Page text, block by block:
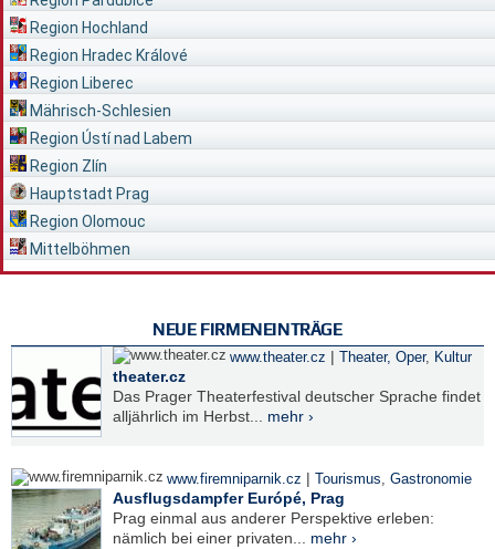
Region Hochland
Region Hradec Králové
Region Liberec
Mährisch-Schlesien
Region Ústí nad Labem
Region Zlín
Hauptstadt Prag
Region Olomouc
Mittelböhmen
NEUE FIRMENEINTRÄGE
www.theater.cz | Theater, Oper, Kultur
theater.cz
Das Prager Theaterfestival deutscher Sprache findet
alljährlich im Herbst... mehr ›
www.firemniparnik.cz | Tourismus, Gastronomie
Ausflugsdampfer Európé, Prag
Prag einmal aus anderer Perspektive erleben:
nämlich bei einer privaten... mehr ›